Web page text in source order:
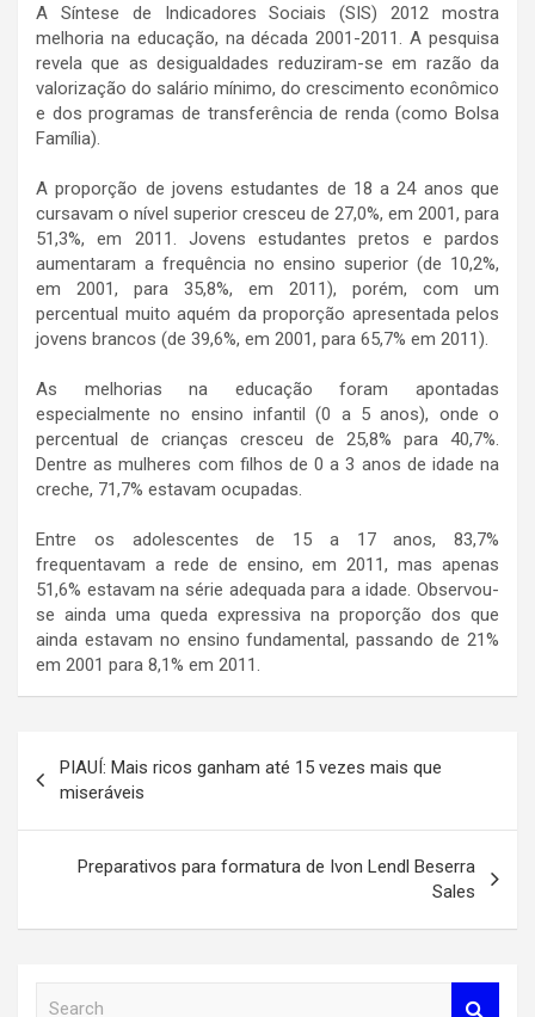
A Síntese de Indicadores Sociais (SIS) 2012 mostra
melhoria na educação, na década 2001-2011. A pesquisa
revela que as desigualdades reduziram-se em razão da
valorização do salário mínimo, do crescimento econômico
e dos programas de transferência de renda (como Bolsa
Família).
A proporção de jovens estudantes de 18 a 24 anos que
cursavam o nível superior cresceu de 27,0%, em 2001, para
51,3%, em 2011. Jovens estudantes pretos e pardos
aumentaram a frequência no ensino superior (de 10,2%,
em 2001, para 35,8%, em 2011), porém, com um
percentual muito aquém da proporção apresentada pelos
jovens brancos (de 39,6%, em 2001, para 65,7% em 2011).
As melhorias na educação foram apontadas
especialmente no ensino infantil (0 a 5 anos), onde o
percentual de crianças cresceu de 25,8% para 40,7%.
Dentre as mulheres com filhos de 0 a 3 anos de idade na
creche, 71,7% estavam ocupadas.
Entre os adolescentes de 15 a 17 anos, 83,7%
frequentavam a rede de ensino, em 2011, mas apenas
51,6% estavam na série adequada para a idade. Observou-
se ainda uma queda expressiva na proporção dos que
ainda estavam no ensino fundamental, passando de 21%
em 2001 para 8,1% em 2011.
Navegação
de
Post
PIAUÍ: Mais ricos ganham até 15 vezes mais que
miseráveis
Preparativos para formatura de Ivon Lendl Beserra
Sales